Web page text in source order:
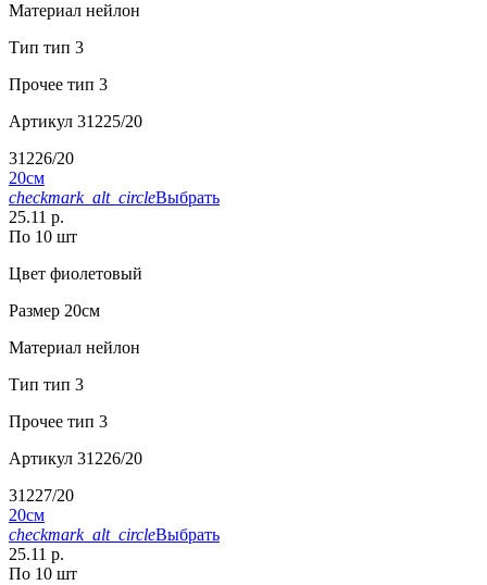
Материал нейлон
Тип тип 3
Прочее тип 3
Артикул 31225/20
31226/20
20см
checkmark_alt_circleВыбрать
25.11 р.
По 10 шт
Цвет фиолетовый
Размер 20см
Материал нейлон
Тип тип 3
Прочее тип 3
Артикул 31226/20
31227/20
20см
checkmark_alt_circleВыбрать
25.11 р.
По 10 шт